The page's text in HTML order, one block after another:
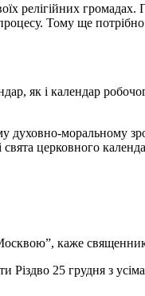
релігійних
Тому ще
як і календар
духовно-моральному
церковного
Москвою”, каже
Різдво 25 грудня з